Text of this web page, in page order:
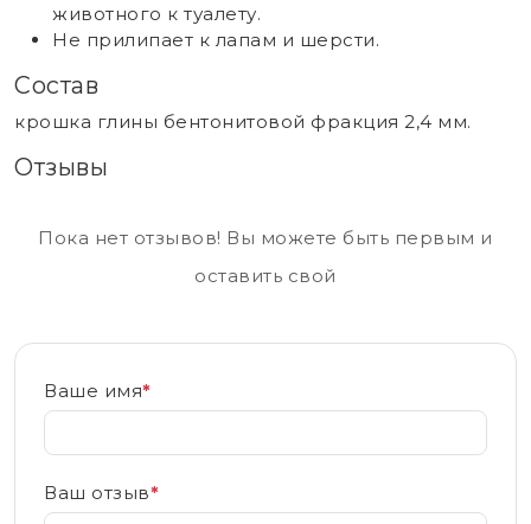
животного к туалету.
Не прилипает к лапам и шерсти.
Состав
крошка глины бентонитовой фракция 2,4 мм.
Отзывы
Пока нет отзывов! Вы можете быть первым и
оставить свой
Ваше имя*
Ваш отзыв*